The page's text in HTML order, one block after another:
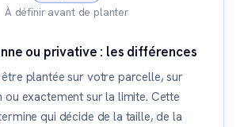
À définir avant de planter
ou privative : les différences
être plantée sur votre parcelle, sur
ou exactement sur la limite. Cette
qui décide de la taille, de la